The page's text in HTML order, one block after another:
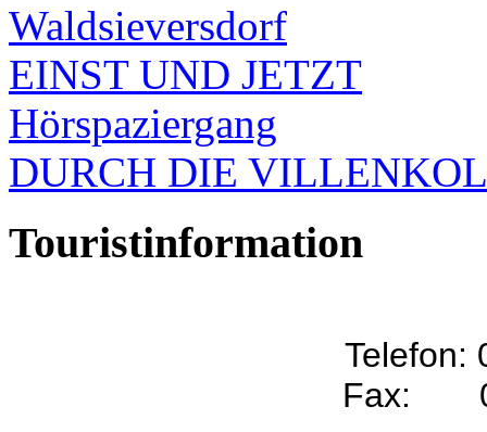
Waldsieversdorf
EINST UND JETZT
Hörspaziergang
DURCH DIE
Touristinformation
Telefon:
Fax: